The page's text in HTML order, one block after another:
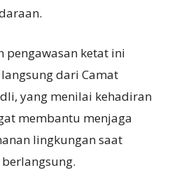
pengawasan ketat ini
dari Camat
yang menilai kehadiran
membantu menjaga
lingkungan saat